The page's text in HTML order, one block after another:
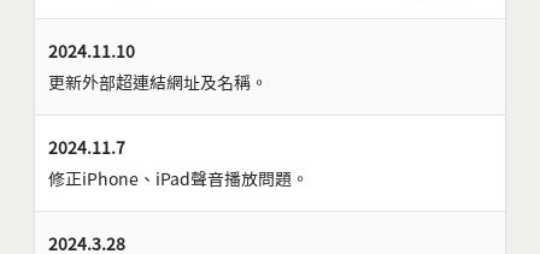
2024.11.10
更新外部超連結網址及名稱。
2024.11.7
修正iPhone、iPad聲音播放問題。
2024.3.28